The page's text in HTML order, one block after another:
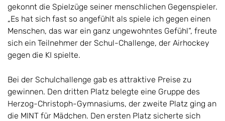
gekonnt die Spielzüge seiner menschlichen Gegenspieler.
„Es hat sich fast so angefühlt als spiele ich gegen einen
Menschen, das war ein ganz ungewohntes Gefühl“, freute
sich ein Teilnehmer der Schul-Challenge, der Airhockey
gegen die KI spielte.
Bei der Schulchallenge gab es attraktive Preise zu
gewinnen. Den dritten Platz belegte eine Gruppe des
Herzog-Christoph-Gymnasiums, der zweite Platz ging an
die MINT für Mädchen. Den ersten Platz sicherte sich